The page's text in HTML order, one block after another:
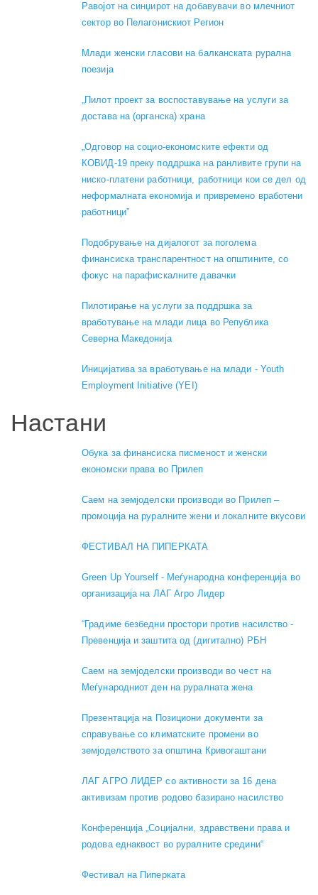
Равојот на синџирот на добавувачи во млечниот
сектор во Пелагонискиот Регион
Mлади женски гласови на балканската рурална
поезија
„Пилот проект за воспоставување на услуги за
достава на (органска) храна
„Одговор на социо-економските ефекти од
КОВИД-19 преку поддршка на ранливите групи на
ниско-платени работници, работници кои се дел од
неформалната економија и привремено вработени
работници”
Подобрување на дијалогот за поголема
финансиска транспарентност на општините, со
фокус на парафискалните давачки
Пилотирање на услуги за поддршка за
вработување на млади лица во Република
Северна Македонија
Иницијатива за вработување на млади - Youth
Employment Initiative (YEI)
Настани
Обука за финансиска писменост и женски
економски права во Прилеп
Саем на земјоделски производи во Прилеп –
промоција на руралните жени и локалните вкусови
ФЕСТИВАЛ НА ПИПЕРКАТА
Green Up Yourself - Меѓународна конференција во
организација на ЛАГ Агро Лидер
“Градиме безбедни простори против насилство -
Превенција и заштита од (дигитално) РБН
Саем на земјоделски производи во чест на
Меѓународниот ден на руралната жена
Презентација на Позициони документи за
справување со климатските промени во
земјоделството за општина Кривогаштани
ЛАГ АГРО ЛИДЕР со активности за 16 дена
активизам против родово базирано насилство
Конференција „Социјални, здравствени права и
родова еднаквост во руралните средини“
Фестивал на Пиперката